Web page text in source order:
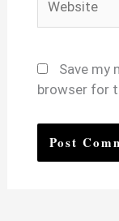
Save my
browser for